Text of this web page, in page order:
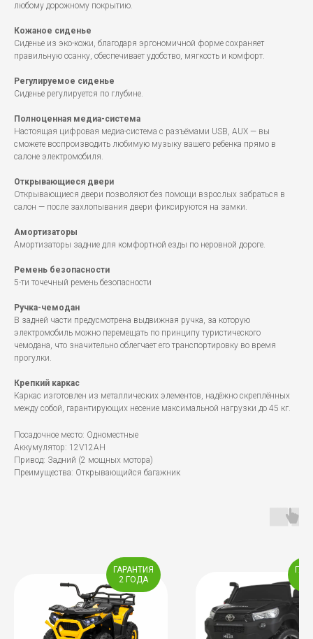
любому дорожному покрытию.
Кожаное сиденье
Сиденье из эко-кожи, благодаря эргономичной форме сохраняет
правильную осанку, обеспечивает удобство, мягкость и комфорт.
Регулируемое сиденье
Сиденье регулируется по глубине.
Полноценная медиа-система
Настоящая цифровая медиа-система с разъёмами USB, AUX — вы
сможете воспроизводить любимую музыку вашего ребенка прямо в
салоне электромобиля.
Открывающиеся двери
Открывающиеся двери позволяют без помощи взрослых забраться в
салон — после захлопывания двери фиксируются на замки.
Амортизаторы
Амортизаторы задние для комфортной езды по неровной дороге.
Ремень безопасности
5-ти точечный ремень безопасности
Ручка-чемодан
В задней части предусмотрена выдвижная ручка, за которую
электромобиль можно перемещать по принципу туристического
чемодана, что значительно облегчает его транспортировку во время
прогулки.
Крепкий каркас
Каркас изготовлен из металлических элементов, надёжно скреплённых
между собой, гарантирующих несение максимальной нагрузки до 45 кг.
Посадочное место: Одноместные
Аккумулятор: 12V12AH
Привод: Задний (2 мощных мотора)
Преимущества: Открывающийся багажник
ГАРАНТИЯ
2 ГОДА